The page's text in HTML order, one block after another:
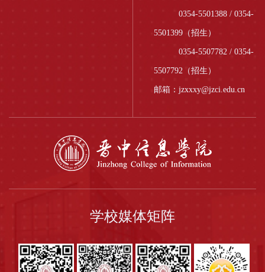
0354-5501388 / 0354-
5501399（招生）
0354-5507782 / 0354-
5507792（招生）
邮箱：jzxxxy@jzci.edu.cn
学校媒体矩阵